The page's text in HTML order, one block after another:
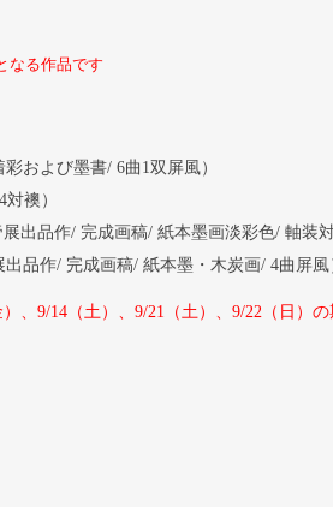
なる作品です
および墨書/ 6曲1双屏風）
襖）
出品作/ 完成画稿/ 紙本墨画淡彩色/ 軸装対
出品作/ 完成画稿/ 紙本墨・木炭画/ 4曲屏風
、9/14（土）、9/21（土）、9/22（日）